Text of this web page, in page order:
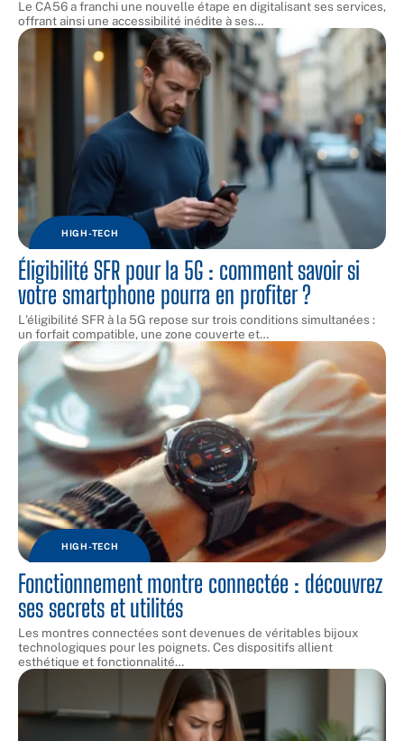
Le CA56 a franchi une nouvelle étape en digitalisant ses services,
offrant ainsi une accessibilité inédite à ses…
HIGH-TECH
Éligibilité SFR pour la 5G : comment savoir si
votre smartphone pourra en profiter ?
L'éligibilité SFR à la 5G repose sur trois conditions simultanées :
un forfait compatible, une zone couverte et…
HIGH-TECH
Fonctionnement montre connectée : découvrez
ses secrets et utilités
Les montres connectées sont devenues de véritables bijoux
technologiques pour les poignets. Ces dispositifs allient
esthétique et fonctionnalité…